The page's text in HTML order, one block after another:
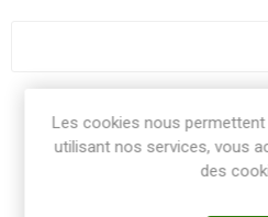
Share:
Les cookies nous
utilisant nos services, vous
des